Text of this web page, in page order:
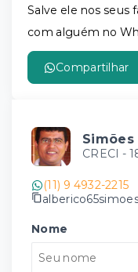
Salve ele nos seus
com alguém no
Compartilhar
Simões
CRECI -
(11) 9 4932-2215
Nome